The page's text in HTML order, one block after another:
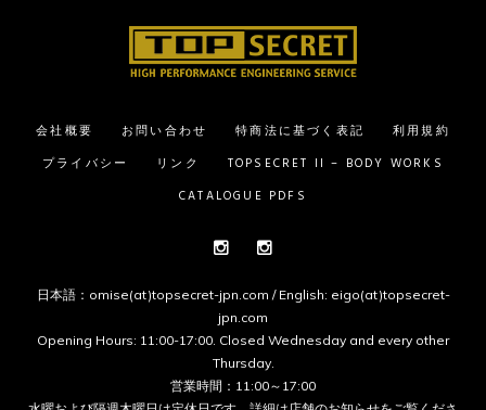
会社概要 お問い合わせ 特商法に基づく表記
利用規約
プライバシー
リンク
TOPSECRET II – BODY WORKS
CATALOGUE PDFS
日本語：omise(at)topsecret-jpn.com / English: eigo(at)topsecret-
jpn.com
Opening Hours: 11:00-17:00. Closed Wednesday and every other
Thursday.
営業時間：11:00～17:00